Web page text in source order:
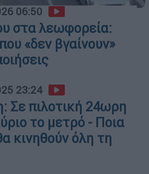
06:50
στα λεωφορεία:
«δεν βγαίνουν»
23:24
Σε πιλοτική 24ωρη
το μετρό - Ποια
κινηθούν όλη τη